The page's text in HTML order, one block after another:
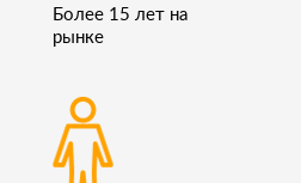
Более 15 лет на
рынке